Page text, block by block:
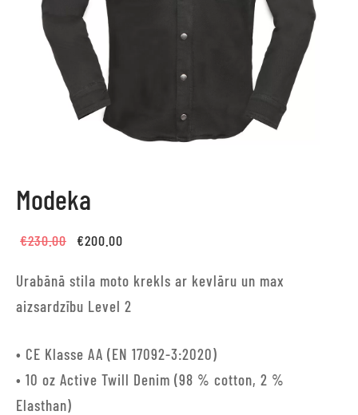
Modeka
€230.00 Original
was:
€230.00.
€200.00
€200.00.
Urabānā stila moto krekls ar kevlāru un max
aizsardzību Level 2
• CE Klasse AA (EN 17092-3:2020)
• 10 oz Active Twill Denim (98 % cotton, 2 %
Elasthan)